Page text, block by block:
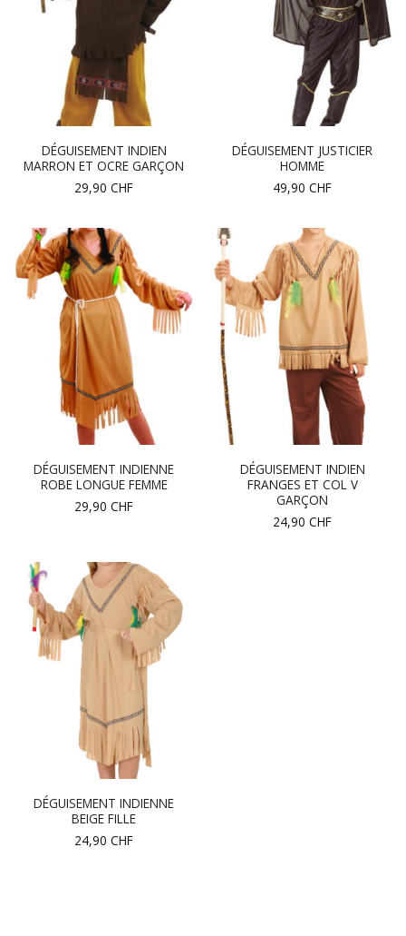
DÉGUISEMENT INDIEN
MARRON ET OCRE GARÇON
29,90 CHF
DÉGUISEMENT JUSTICIER
HOMME
49,90 CHF
DÉGUISEMENT INDIENNE
ROBE LONGUE FEMME
29,90 CHF
DÉGUISEMENT INDIEN
FRANGES ET COL V
GARÇON
24,90 CHF
DÉGUISEMENT INDIENNE
BEIGE FILLE
24,90 CHF